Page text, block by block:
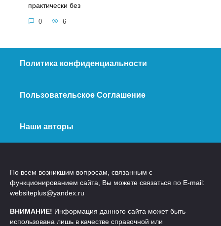
практически без
0 6
Политика конфиденциальности
Пользовательское Соглашение
Наши авторы
По всем возникшим вопросам, связанным с
функционированием сайта, Вы можете связаться по E-mail:
websiteplus@yandex.ru
ВНИМАНИЕ! Информация данного сайта может быть
использована лишь в качестве справочной или